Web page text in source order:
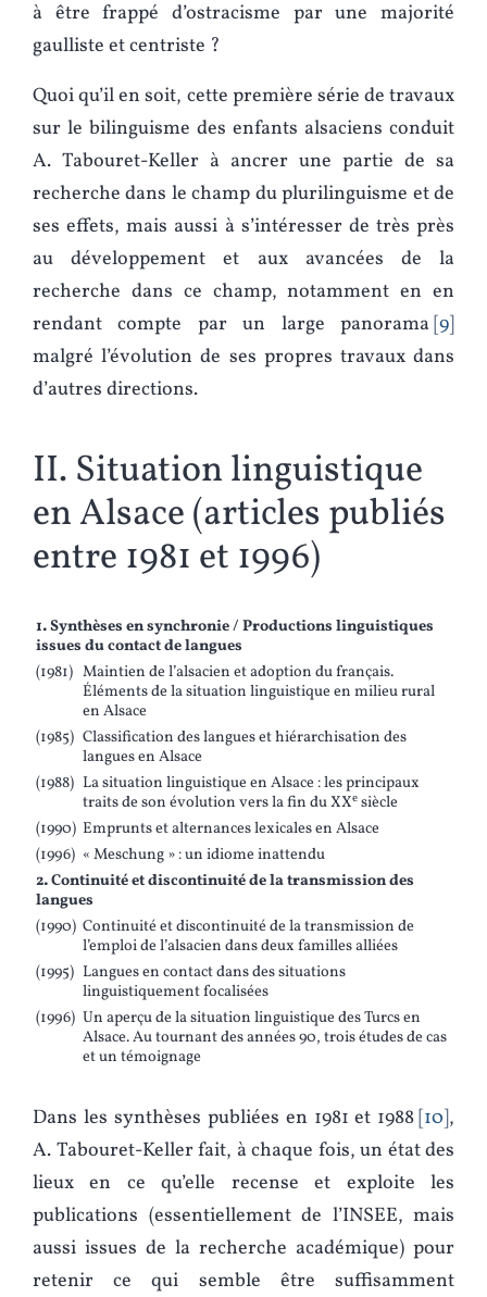
à être frappé d’ostracisme par une majorité
gaulliste et centriste ?
Quoi qu’il en soit, cette première série de travaux
sur le bilinguisme des enfants alsaciens conduit
A. Tabouret-Keller à ancrer une partie de sa
recherche dans le champ du plurilinguisme et de
ses effets, mais aussi à s’intéresser de très près
au développement et aux avancées de la
recherche dans ce champ, notamment en en
rendant compte par un large panorama 9
malgré l’évolution de ses propres travaux dans
d’autres directions.
II. Situation linguistique
en Alsace (articles publiés
entre 1981 et 1996)
1. Synthèses en synchronie / Productions linguistiques
issues du contact de langues
(1981) Maintien de l’alsacien et adoption du français.
Éléments de la situation linguistique en milieu rural
en Alsace
(1985) Classification des langues et hiérarchisation des
langues en Alsace
(1988) La situation linguistique en Alsace : les principaux
traits de son évolution vers la fin du XXe siècle
(1990) Emprunts et alternances lexicales en Alsace
(1996) « Meschung » : un idiome inattendu
2. Continuité et discontinuité de la transmission des
langues
(1990) Continuité et discontinuité de la transmission de
l’emploi de l’alsacien dans deux familles alliées
(1995) Langues en contact dans des situations
linguistiquement focalisées
(1996) Un aperçu de la situation linguistique des Turcs en
Alsace. Au tournant des années 90, trois études de cas
et un témoignage
Dans les synthèses publiées en 1981 et 1988 10 ,
A. Tabouret-Keller fait, à chaque fois, un état des
lieux en ce qu’elle recense et exploite les
publications (essentiellement de l’INSEE, mais
aussi issues de la recherche académique) pour
retenir ce qui semble être suffisamment